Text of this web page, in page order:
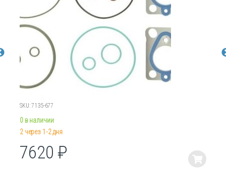
SKU: 7135-677
0 в наличии
2 через 1-2 дня
7620₽